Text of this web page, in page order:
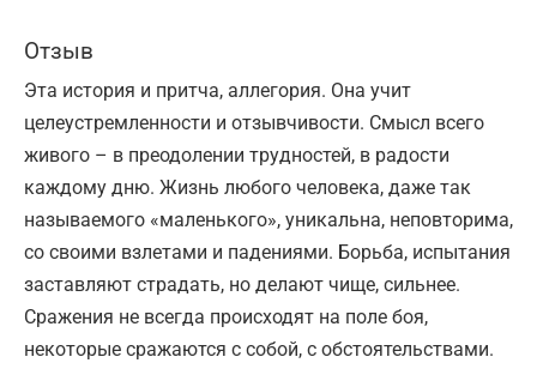
Отзыв
Эта история и притча, аллегория. Она учит
целеустремленности и отзывчивости. Смысл всего
живого – в преодолении трудностей, в радости
каждому дню. Жизнь любого человека, даже так
называемого «маленького», уникальна, неповторима,
со своими взлетами и падениями. Борьба, испытания
заставляют страдать, но делают чище, сильнее.
Сражения не всегда происходят на поле боя,
некоторые сражаются с собой, с обстоятельствами.